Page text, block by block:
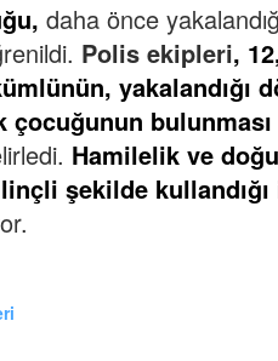
daha önce
Polis ekipleri,
yakalandığı
çocuğunun
Hamilelik ve
şekilde